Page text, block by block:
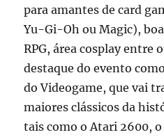
para amantes de card
Yu-Gi-Oh ou Magic),
RPG, área cosplay entre
destaque do evento
do Videogame, que vai
maiores clássicos da
tais como o Atari 2600, o